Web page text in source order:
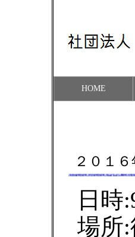
HOME
２０１
日時
場所